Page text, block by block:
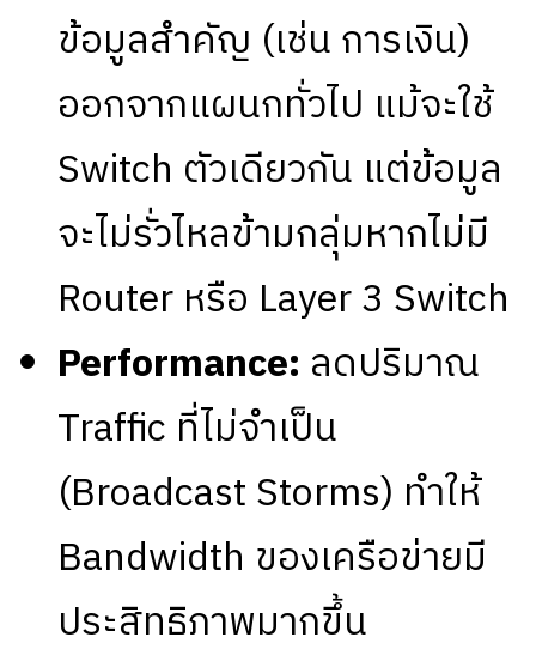
ข้อมูลสำคัญ (เช่น การเงิน)
ออกจากแผนกทั่วไป แม้จะใช้
Switch ตัวเดียวกัน แต่ข้อมูล
จะไม่รั่วไหลข้ามกลุ่มหากไม่มี
Router หรือ Layer 3 Switch
Performance: ลดปริมาณ
Traffic ที่ไม่จำเป็น
(Broadcast Storms) ทำให้
Bandwidth ของเครือข่ายมี
ประสิทธิภาพมากขึ้น